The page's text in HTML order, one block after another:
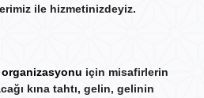
ile hizmetinizdeyiz.
organizasyonu için misafirlerin
kına tahtı, gelin, gelinin